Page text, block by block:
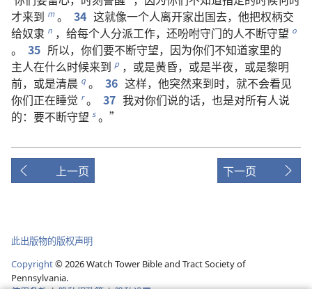
才来到 m 。 34 这就像一个人离开家出国去， 他把权柄交
给奴隶 n ， 给每个人分派工作， 还吩咐守门的人不断守望 o
。 35 所以， 你们要不断守望， 因为你们不知道家里的
主人在什么时候来到 p ， 或是黄昏， 或是半夜， 或是黎明
前， 或是清晨 q 。 36 这样， 他突然来到时， 就不会看见
你们正在睡觉 r 。 37 我对你们说的话， 也是对所有人说
的： 要不断守望 s 。”
上一页 下一页
此出版物的版权声明
Copyright© 2026Watch Tower Bible and Tract Society of
Pennsylvania.